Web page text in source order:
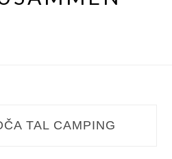
TAL CAMPING